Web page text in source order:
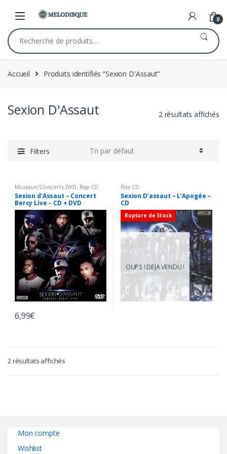
navigation
content
0
Recherche
pour :
Accueil Produits identifiés “Sexion D'Assaut”
Sexion D'Assaut 2 résultats affichés
Filters
Musique/Concerts DVD, Rap CD
Sexion d’Assaut – Concert
Bercy Live – CD + DVD
6,99€
Rap CD
Sexion D’assaut – L’Apogée –
CD
Rupture de Stock
OUPS ! DEJA VENDU !
2 résultats affichés
Mon compte
Wishlist